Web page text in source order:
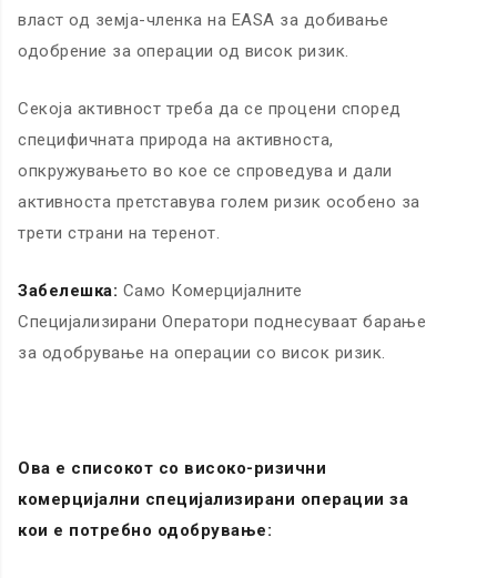
власт од земја-членка на ЕАЅА за добивање
одобрение за операции од висок ризик.
Секоја активност треба да се процени според
специфичната природа на активноста,
опкружувањето во кое се спроведува и дали
активноста претставува голем ризик особено за
трети страни на теренот.
Забелешка: Само Комерцијалните
Специјализирани Оператори поднесуваат барање
за одобрување на операции со висок ризик.
Ова е списокот со високо-ризични
комерцијални специјализирани операции за
кои е потребно одобрување: